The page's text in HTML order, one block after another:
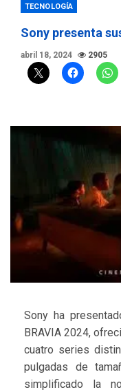
TECNOLOGÍA
Sony presenta
abril 18, 2024 2905
Sony ha
BRAVIA 2024,
cuatro series
pulgadas de
simplificado la